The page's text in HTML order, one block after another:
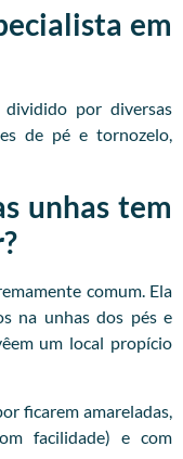
em
por diversas
de pé e tornozelo,
unhas tem
comum. Ela
na unhas dos pés e
um local propício
ficarem amareladas,
facilidade) e com